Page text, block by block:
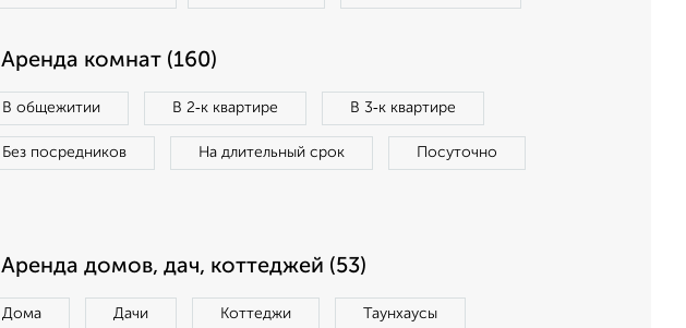
Аренда комнат (160)
В общежитии В 2‑к квартире В 3‑к квартире
Без посредников На длительный срок Посуточно
Аренда домов, дач, коттеджей (53)
Дома Дачи Коттеджи Таунхаусы